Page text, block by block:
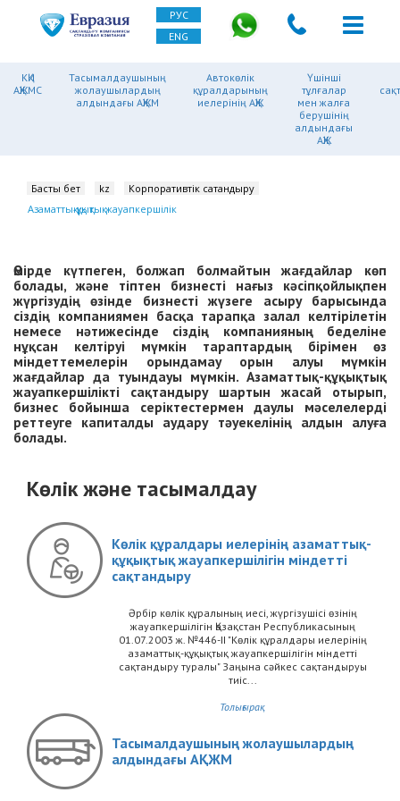
РУС
ENG
КҚИ
АҚЖМС
Тасымалдаушының
жолаушылардың
алдындағы АҚЖМ
Автокөлік
құралдарының
иелерінің АҚЖ
Үшінші
тұлғалар
мен жалға
берушінің
алдындағы
АҚЖ
Басты бет kz
Корпоративтік сақтандыру
Азаматтық-құқықтық жауапкершілік
Өмірде күтпеген, болжап болмайтын жағдайлар көп
болады, және тіптен бизнесті нағыз кәсіпқойлықпен
жүргізудің өзінде бизнесті жүзеге асыру барысында
сіздің компаниямен басқа тарапқа залал келтірілетін
немесе нәтижесінде сіздің компанияның беделіне
нұқсан келтіруі мүмкін тараптардың бірімен өз
міндеттемелерін орындамау орын алуы мүмкін
жағдайлар да туындауы мүмкін. Азаматтық-құқықтық
жауапкершілікті сақтандыру шартын жасай отырып,
бизнес бойынша серіктестермен даулы мәселелерді
реттеуге капиталды аудару тәуекелінің алдын алуға
болады.
Көлік және тасымалдау
Көлік құралдары иелерінің азаматтық-
құқықтық жауапкершілігін міндетті
сақтандыру
Әрбір көлік құралының иесі, жүргізушісі өзінің
жауапкершілігін Қазақстан Республикасының
01.07.2003 ж. №446-II "Көлік құралдары иелерінің
азаматтық-құқықтық жауапкершілігін міндетті
сақтандыру туралы" Заңына сәйкес сақтандыруы
тиіс...
Толығырақ
Тасымалдаушының жолаушылардың
алдындағы АҚЖМ